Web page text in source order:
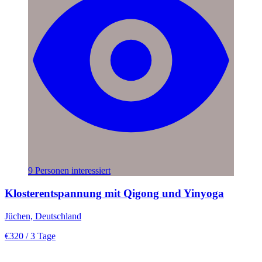
9 Personen interessiert
Klosterentspannung mit Qigong und Yinyoga
Jüchen, Deutschland
€320 / 3 Tage